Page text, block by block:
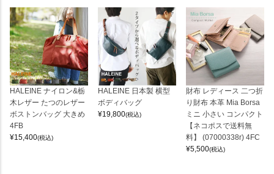
HALEINE ナイロン&栃
木レザー たつのレザー
ボストンバッグ 大きめ
4FB
¥15,400(税込)
HALEINE 日本製 横型
ボディバッグ
¥19,800(税込)
財布 レディース 二つ折
り財布 本革 Mia Borsa
ミニ 小さい コンパクト
【ネコポスで送料無
料】 (07000338r) 4FC
¥5,500(税込)